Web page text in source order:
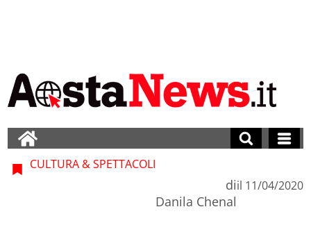
CULTURA & SPETTACOLI
di
Danila Chenal
il 11/04/2020